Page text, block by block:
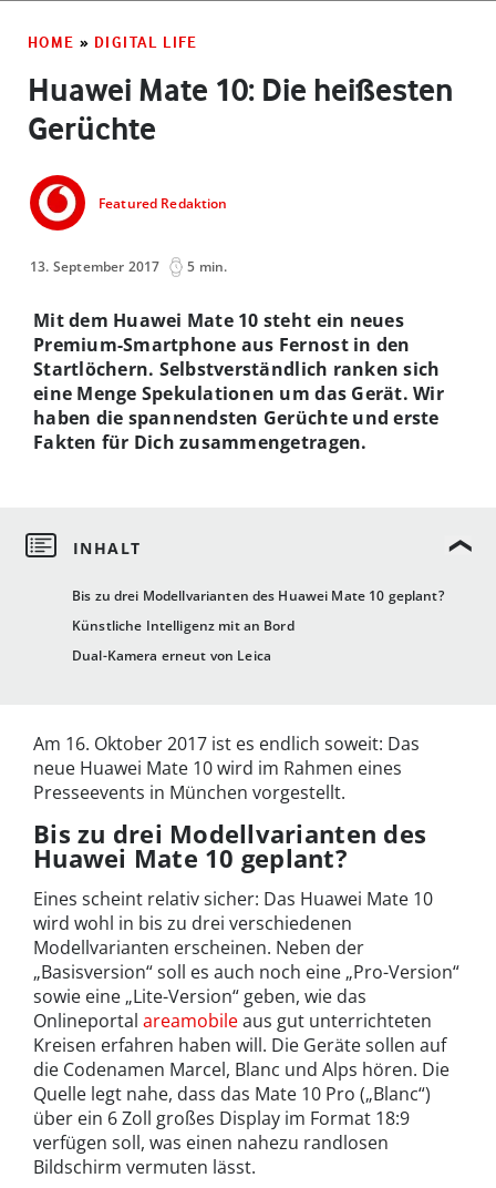
HOME » DIGITAL LIFE
Huawei Mate 10: Die heißesten
Gerüchte
Featured Redaktion
13. September 2017 5 min.
Bis zu drei Modellvarianten des Huawei Mate 10 geplant?
Künstliche Intelligenz mit an Bord
Dual-Kamera erneut von Leica
Mit dem Huawei Mate 10 steht ein neues
Premium-Smartphone aus Fernost in den
Startlöchern. Selbstverständlich ranken sich
eine Menge Spekulationen um das Gerät. Wir
haben die spannendsten Gerüchte und erste
Fakten für Dich zusammengetragen.
Am 16. Oktober 2017 ist es endlich soweit: Das
neue Huawei Mate 10 wird im Rahmen eines
Presseevents in München vorgestellt.
Bis zu drei Modellvarianten des
Huawei Mate 10 geplant?
Eines scheint relativ sicher: Das Huawei Mate 10
wird wohl in bis zu drei verschiedenen
Modellvarianten erscheinen. Neben der
„Basisversion“ soll es auch noch eine „Pro-Version“
sowie eine „Lite-Version“ geben, wie das
Onlineportal areamobileaus gut unterrichteten
Kreisen erfahren haben will. Die Geräte sollen auf
die Codenamen Marcel, Blanc und Alps hören. Die
Quelle legt nahe, dass das Mate 10 Pro („Blanc“)
über ein 6 Zoll großes Display im Format 18:9
verfügen soll, was einen nahezu randlosen
Bildschirm vermuten lässt.